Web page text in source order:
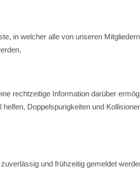
in welcher alle von unseren Mitgliedern
rechtzeitige Information darüber
Doppelspurigkeiten und
und frühzeitig gemeldet